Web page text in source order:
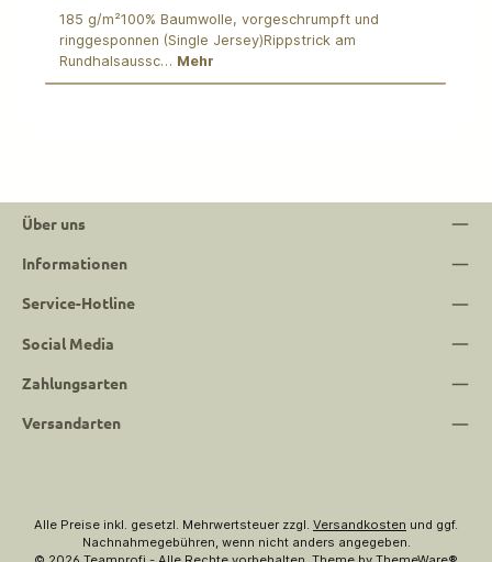
185 g/m²100% Baumwolle, vorgeschrumpft und
ringgesponnen (Single Jersey)Rippstrick am
Rundhalsaussc… Mehr
Über uns
Informationen
Service-Hotline
Social Media
Zahlungsarten
Versandarten
Alle Preise inkl. gesetzl. Mehrwertsteuer zzgl. Versandkosten und ggf.
Nachnahmegebühren, wenn nicht anders angegeben.